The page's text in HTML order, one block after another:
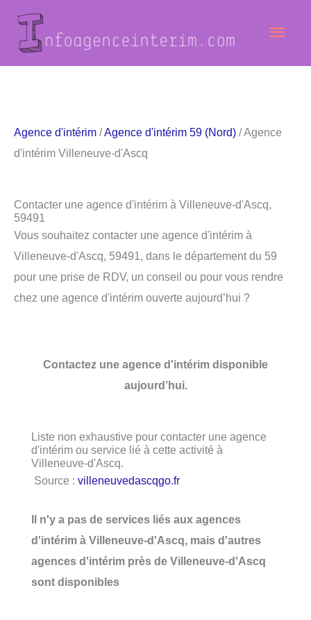
contenu
Agence d'intérim /Agence d'intérim 59 (Nord) / Agence
d'intérim Villeneuve-d'Ascq
Contacter une agence d'intérim à Villeneuve-d'Ascq,
59491
Vous souhaitez contacter une agence d'intérim à
Villeneuve-d'Ascq, 59491, dans le département du 59
pour une prise de RDV, un conseil ou pour vous rendre
chez une agence d'intérim ouverte aujourd’hui ?
Contactez une agence d'intérim disponible
aujourd’hui.
Liste non exhaustive pour contacter une agence
d'intérim ou service lié à cette activité à
Villeneuve-d'Ascq.
Source : villeneuvedascqgo.fr
Il n'y a pas de services liés aux agences
d'intérim à Villeneuve-d'Ascq, mais d'autres
agences d'intérim près de Villeneuve-d'Ascq
sont disponibles